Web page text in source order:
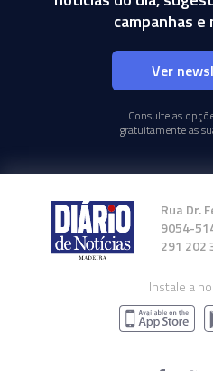
campanhas e
Ver
Consulte as
gratuitamente as
Rua Dr.
9054-
291 202
Instale a